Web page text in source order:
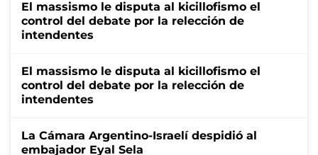
El massismo le disputa al kicillofismo el
control del debate por la relección de
intendentes
El massismo le disputa al kicillofismo el
control del debate por la relección de
intendentes
La Cámara Argentino-Israelí despidió al
embajador Eyal Sela